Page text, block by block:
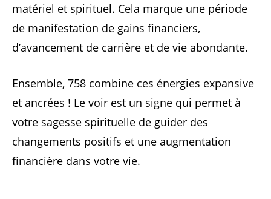
matériel et spirituel. Cela marque une période
de manifestation de gains financiers,
d’avancement de carrière et de vie abondante.
Ensemble, 758 combine ces énergies expansive
et ancrées ! Le voir est un signe qui permet à
votre sagesse spirituelle de guider des
changements positifs et une augmentation
financière dans votre vie.